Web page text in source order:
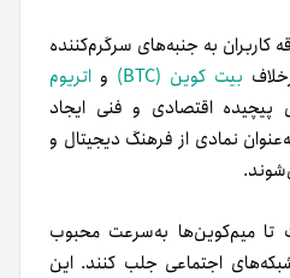
کاربران به جنبه‌های سرگرم‌کننده
بیت کوین (BTC) و اتریوم
اقتصادی و فنی ایجاد
نمادی از فرهنگ دیجیتال و
تا میم‌‌کوین‌ها به‌سرعت محبوب
اجتماعی جلب کنند. این